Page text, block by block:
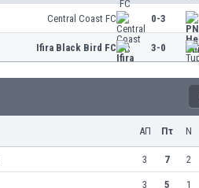
Central Coast FC 0-3
Ifira Black Bird FC 3-0
ΑΠ Πτ Ν
3 7 2
3 5 1